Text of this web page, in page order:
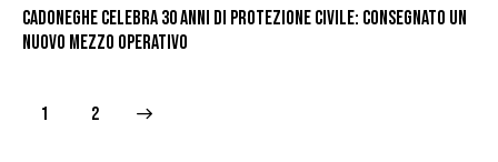
Cadoneghe celebra 30 anni di Protezione Civile: consegnato un
nuovo mezzo operativo
1 2